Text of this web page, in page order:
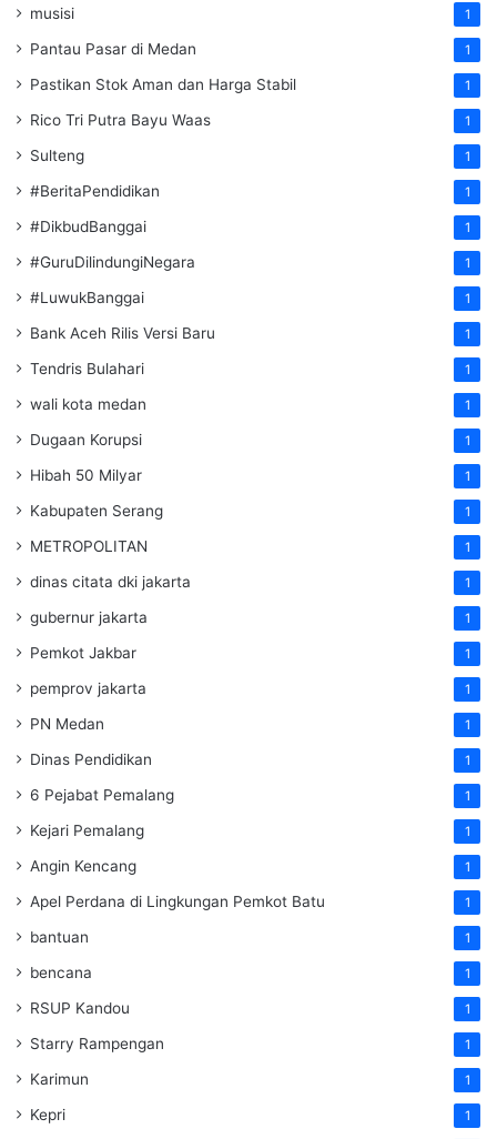
musisi 1
Pantau Pasar di Medan 1
Pastikan Stok Aman dan Harga Stabil 1
Rico Tri Putra Bayu Waas 1
Sulteng 1
#BeritaPendidikan 1
#DikbudBanggai 1
#GuruDilindungiNegara 1
#LuwukBanggai 1
Bank Aceh Rilis Versi Baru 1
Tendris Bulahari 1
wali kota medan 1
Dugaan Korupsi 1
Hibah 50 Milyar 1
Kabupaten Serang 1
METROPOLITAN 1
dinas citata dki jakarta 1
gubernur jakarta 1
Pemkot Jakbar 1
pemprov jakarta 1
PN Medan 1
Dinas Pendidikan 1
6 Pejabat Pemalang 1
Kejari Pemalang 1
Angin Kencang 1
Apel Perdana di Lingkungan Pemkot Batu 1
bantuan 1
bencana 1
RSUP Kandou 1
Starry Rampengan 1
Karimun 1
Kepri 1